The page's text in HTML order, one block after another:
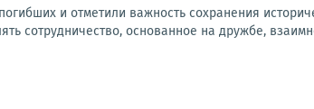
и отметили важность сохранения
сотрудничество, основанное на дружбе,